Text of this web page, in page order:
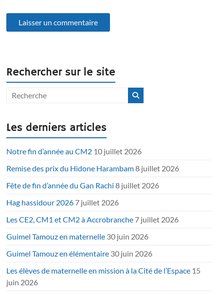
Rechercher sur le site
Les derniers articles
Notre fin d’année au CM2 10 juillet 2026
Remise des prix du Hidone Harambam8 juillet 2026
Fête de fin d’année du Gan Rachi 8 juillet 2026
Hag hassidour 2026 7 juillet 2026
Les CE2, CM1 et CM2 à Accrobranche 7 juillet 2026
Guimel Tamouz en maternelle 30 juin 2026
Guimel Tamouz en élémentaire 30 juin 2026
Les élèves de maternelle en mission à la Cité de l’Espace 15
juin 2026